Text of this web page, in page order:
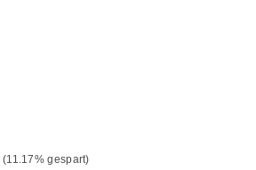
(11.17% gespart)